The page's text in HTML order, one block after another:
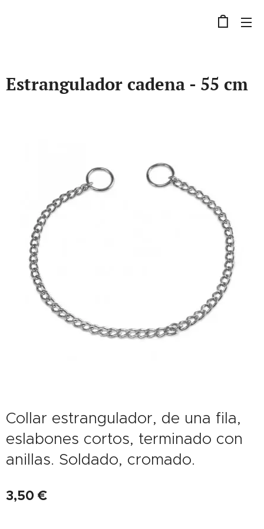
Estrangulador cadena - 55 cm
Collar estrangulador, de una fila,
eslabones cortos, terminado con
anillas. Soldado, cromado.
3,50 €